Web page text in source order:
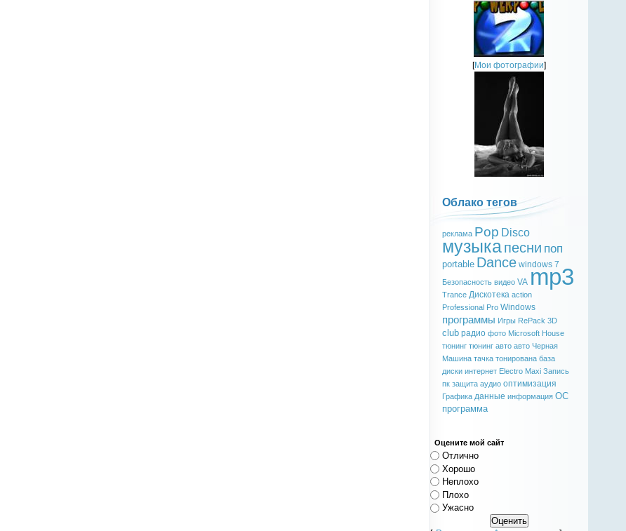
[Мои фотографии]
Облако тегов
реклама Pop Disco
музыкапесни поп
portable Dance windows 7
Безопасность видео VA mp3
Trance Дискотека action
Professional Pro Windows
программы Игры RePack 3D
club радио фото Microsoft House
тюнинг тюнинг авто авто Черная
Машина тачка тонирована база
диски интернет Electro Maxi Запись
пк защита аудио оптимизация
Графика данные информация ОС
программа
Оцените мой сайт
Отлично
Хорошо
Неплохо
Плохо
Ужасно